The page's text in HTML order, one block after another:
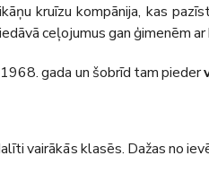
kruīzu kompānija, kas
ceļojumus gan ģimenēm
gada un šobrīd tam pieder
vairākās klasēs. Dažas no